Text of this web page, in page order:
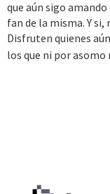
paso agregue mas
mejor el tema de
contra pokemon de
Por último, el
una forma divertida
en sus patas,
que aún sigo
fan de la misma. Y
Disfruten quienes
los que ni por asomo